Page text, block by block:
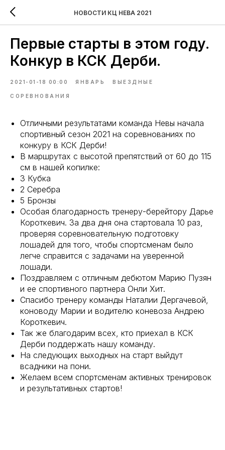
НОВОСТИ КЦ НЕВА 2021
Первые старты в этом году.
Конкур в КСК Дерби.
2021-01-18 00:00 ЯНВАРЬ ВЫЕЗДНЫЕ
СОРЕВНОВАНИЯ
Отличными результатами команда Невы начала
спортивный сезон 2021 на соревнованиях по
конкуру в КСК Дерби!
В маршрутах с высотой препятствий от 60 до 115
см в нашей копилке:
3 Кубка
2 Серебра
5 Бронзы
Особая благодарность тренеру-берейтору Дарье
Короткевич. За два дня она стартовала 10 раз,
проверяя соревновательную подготовку
лошадей для того, чтобы спортсменам было
легче справится с задачами на уверенной
лошади.
Поздравляем с отличным дебютом Марию Пузян
и ее спортивного партнера Онли Хит.
Спасибо тренеру команды Наталии Дергачевой,
коноводу Марии и водителю коневоза Андрею
Короткевич.
Так же благодарим всех, кто приехал в КСК
Дерби поддержать нашу команду.
На следующих выходных на старт выйдут
всадники на пони.
Желаем всем спортсменам активных тренировок
и результативных стартов!